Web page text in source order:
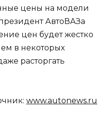
цены на модели
АвтоВАЗа
цен будет жестко
в некоторых
расторгать
www.autonews.ru